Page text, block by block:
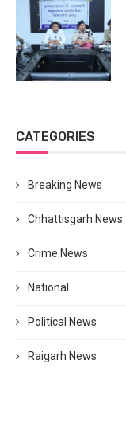
CATEGORIES
Breaking News
Chhattisgarh News
Crime News
National
Political News
Raigarh News